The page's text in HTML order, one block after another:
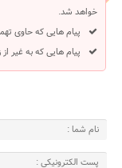
خواهد شد.
پیام هایی که حاوی
پیام هایی که به غیر